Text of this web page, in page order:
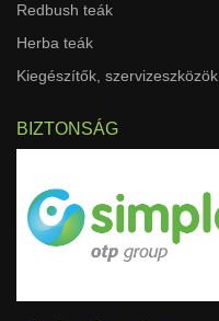
Redbush teák
Herba teák
Kiegészítők, szervizeszközök
BIZTONSÁG